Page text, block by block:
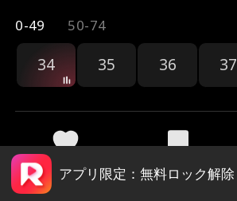
0-49 50-74
34 35 36 37
1k 65.7k
アプリ限定：無料ロック解除